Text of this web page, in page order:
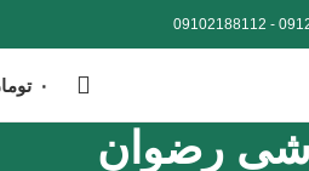
-
09102188112
۰
رضوان